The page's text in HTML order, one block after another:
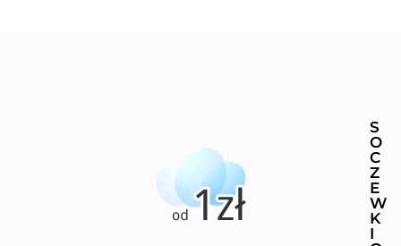
S
O
C
Z
E
W
K
I